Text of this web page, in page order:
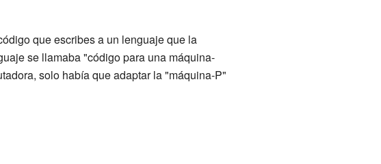
que escribes a un lenguaje que la
se llamaba "código para una máquina-
solo había que adaptar la "máquina-P"